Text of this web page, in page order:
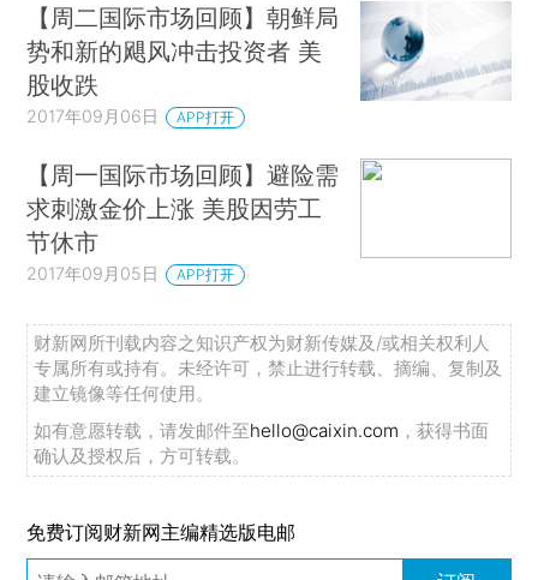
【周二国际市场回顾】朝鲜局
势和新的飓风冲击投资者 美
股收跌
2017年09月06日 APP打开
【周一国际市场回顾】避险需
求刺激金价上涨 美股因劳工
节休市
2017年09月05日 APP打开
财新网所刊载内容之知识产权为财新传媒及/或相关权利人
专属所有或持有。未经许可，禁止进行转载、摘编、复制及
建立镜像等任何使用。
如有意愿转载，请发邮件至hello@caixin.com ，获得书面
确认及授权后，方可转载。
免费订阅财新网主编精选版电邮